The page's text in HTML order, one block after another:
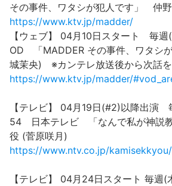
その事件、ワタシが犯人です」 仲
https://www.ktv.jp/madder/
【ウェブ】 04月10日スタート 毎
OD 「MADDER その事件、ワタシ
城茉央) ※カンテレ放送後から次話
https://www.ktv.jp/madder/
【テレビ】 04月19日(#2)以降出演
54 日本テレビ 「なんで私が神説
役 (菅原咲月)
https://www.ntv.co.jp/kamisekkyou/
【テレビ】 04月24日スタート 毎